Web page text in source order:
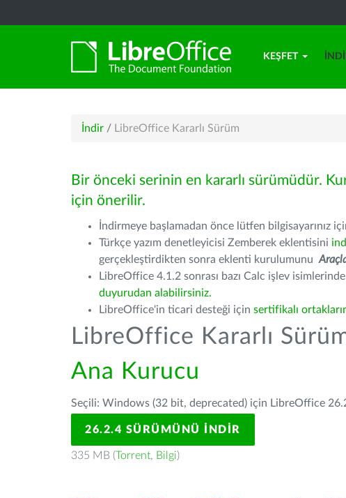
KEŞFET
İndir / LibreOffice Kararlı Sürüm
Bir önceki serinin en kararlı sürümüdür.
için önerilir.
İndirmeye başlamadan önce lütfen bilgisayarınız
Türkçe yazım denetleyicisi Zemberek eklentisini
gerçekleştirdikten sonra eklenti kurulumunu
LibreOffice 4.1.2 sonrası bazı Calc işlev
duyurudan alabilirsiniz.
LibreOffice'in ticari desteği için sertifikalı
LibreOffice Kararlı
Ana Kurucu
Seçili: Windows (32 bit, deprecated) için LibreOffice
26.2.4 SÜRÜMÜNÜ İNDIR
335 MB (Torrent, Bilgi)